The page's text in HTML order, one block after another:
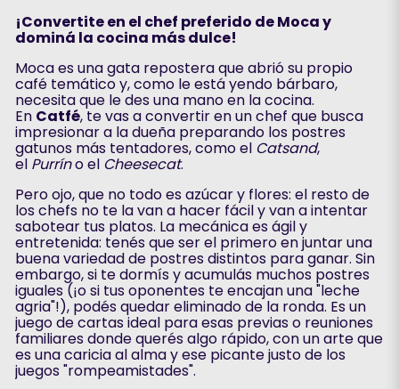
¡Convertite en el chef preferido de Moca y
dominá la cocina más dulce!
Moca es una gata repostera que abrió su propio
café temático y, como le está yendo bárbaro,
necesita que le des una mano en la cocina.
En Catfé, te vas a convertir en un chef que busca
impresionar a la dueña preparando los postres
gatunos más tentadores, como el Catsand,
el Purríno el Cheesecat.
Pero ojo, que no todo es azúcar y flores: el resto de
los chefs no te la van a hacer fácil y van a intentar
sabotear tus platos. La mecánica es ágil y
entretenida: tenés que ser el primero en juntar una
buena variedad de postres distintos para ganar. Sin
embargo, si te dormís y acumulás muchos postres
iguales (¡o si tus oponentes te encajan una "leche
agria"!), podés quedar eliminado de la ronda. Es un
juego de cartas ideal para esas previas o reuniones
familiares donde querés algo rápido, con un arte que
es una caricia al alma y ese picante justo de los
juegos "rompeamistades".